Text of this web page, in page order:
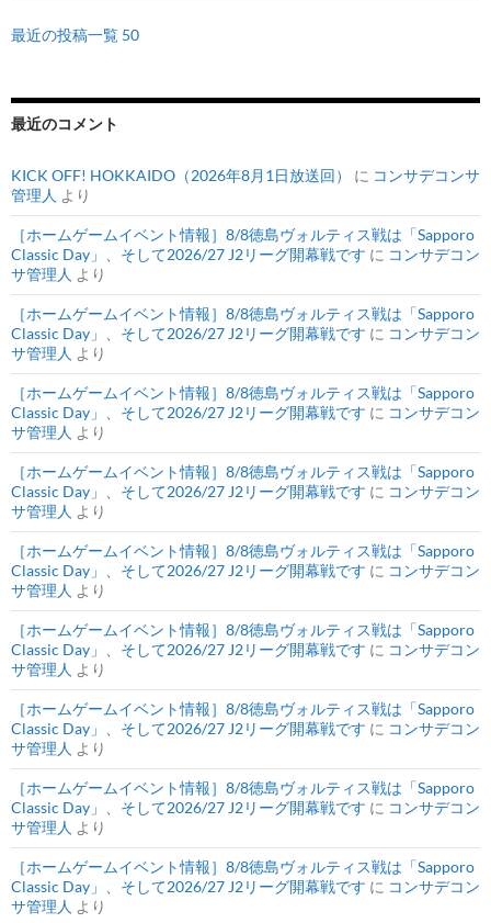
最近の投稿一覧 50
最近のコメント
KICK OFF! HOKKAIDO（2026年8月1日放送回） に コンサデコンサ
管理人 より
［ホームゲームイベント情報］8/8徳島ヴォルティス戦は「Sapporo
Classic Day」、そして2026/27 J2リーグ開幕戦です に コンサデコン
サ管理人 より
［ホームゲームイベント情報］8/8徳島ヴォルティス戦は「Sapporo
Classic Day」、そして2026/27 J2リーグ開幕戦です に コンサデコン
サ管理人 より
［ホームゲームイベント情報］8/8徳島ヴォルティス戦は「Sapporo
Classic Day」、そして2026/27 J2リーグ開幕戦です に コンサデコン
サ管理人 より
［ホームゲームイベント情報］8/8徳島ヴォルティス戦は「Sapporo
Classic Day」、そして2026/27 J2リーグ開幕戦です に コンサデコン
サ管理人 より
［ホームゲームイベント情報］8/8徳島ヴォルティス戦は「Sapporo
Classic Day」、そして2026/27 J2リーグ開幕戦です に コンサデコン
サ管理人 より
［ホームゲームイベント情報］8/8徳島ヴォルティス戦は「Sapporo
Classic Day」、そして2026/27 J2リーグ開幕戦です に コンサデコン
サ管理人 より
［ホームゲームイベント情報］8/8徳島ヴォルティス戦は「Sapporo
Classic Day」、そして2026/27 J2リーグ開幕戦です に コンサデコン
サ管理人 より
［ホームゲームイベント情報］8/8徳島ヴォルティス戦は「Sapporo
Classic Day」、そして2026/27 J2リーグ開幕戦です に コンサデコン
サ管理人 より
［ホームゲームイベント情報］8/8徳島ヴォルティス戦は「Sapporo
Classic Day」、そして2026/27 J2リーグ開幕戦です に コンサデコン
サ管理人 より